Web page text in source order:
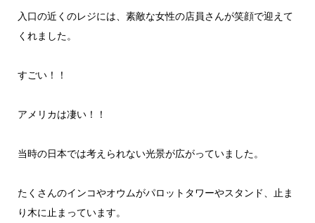
入口の近くのレジには、素敵な女性の店員さんが笑顔で迎えて
くれました。
すごい！！
アメリカは凄い！！
当時の日本では考えられない光景が広がっていました。
たくさんのインコやオウムがパロットタワーやスタンド、止ま
り木に止まっています。